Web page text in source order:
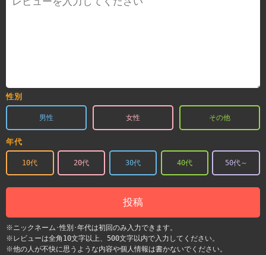
性別
男性 女性 その他
年代
10代 20代 30代 40代 50代～
投稿
※ニックネーム･性別･年代は初回のみ入力できます。
※レビューは全角10文字以上、500文字以内で入力してください。
※他の人が不快に思うような内容や個人情報は書かないでください。